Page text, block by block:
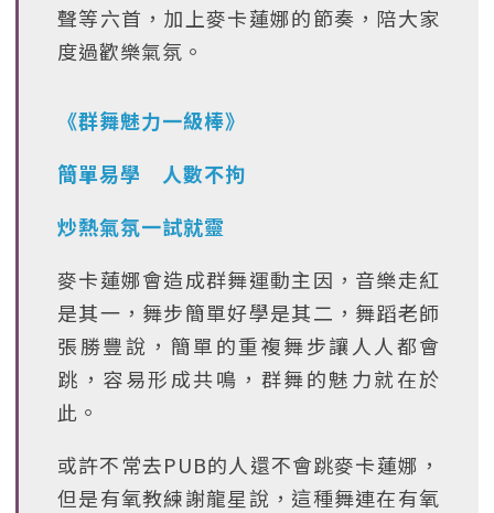
聲等六首，加上麥卡蓮娜的節奏，陪大家
度過歡樂氣氛。
《群舞魅力一級棒》
簡單易學 人數不拘
炒熱氣氛一試就靈
麥卡蓮娜會造成群舞運動主因，音樂走紅
是其一，舞步簡單好學是其二，舞蹈老師
張勝豐說，簡單的重複舞步讓人人都會
跳，容易形成共鳴，群舞的魅力就在於
此。
或許不常去PUB的人還不會跳麥卡蓮娜，
但是有氧教練謝龍星說，這種舞連在有氧